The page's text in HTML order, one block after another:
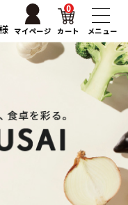
マイページ カート
0
メニュー